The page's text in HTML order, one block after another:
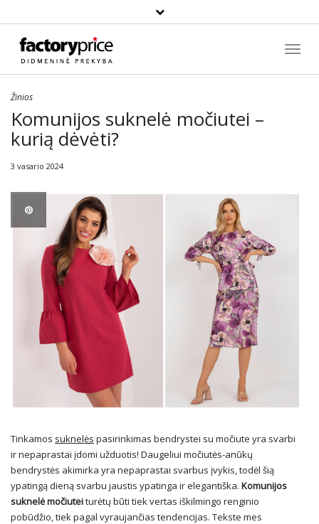
Paieška
Žinios
Komunijos suknelė močiutei –
kurią dėvėti?
3 vasario 2024
Tinkamos suknelės pasirinkimas bendrystei su močiute yra svarbi
ir nepaprastai įdomi užduotis! Daugeliui močiutės-anūkų
bendrystės akimirka yra nepaprastai svarbus įvykis, todėl šią
ypatingą dieną svarbu jaustis ypatinga ir elegantiška. Komunijos
suknelė močiuteiturėtų būti tiek vertas iškilmingo renginio
pobūdžio, tiek pagal vyraujančias tendencijas. Tekste mes